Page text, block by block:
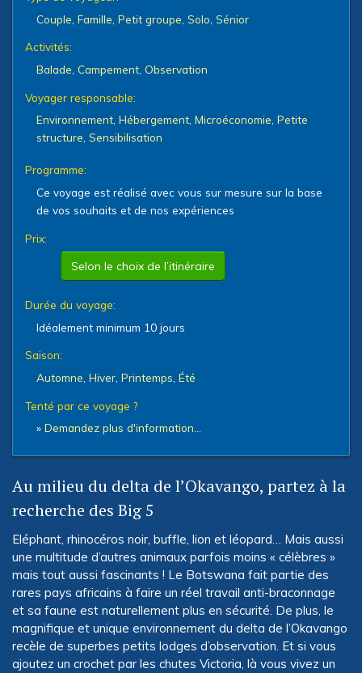
Couple Famille Petit groupe Solo Sénior
Activités:
Balade Campement, Observation
Voyager responsable:
Environnement, Hébergement, Microéconomie Petite
structure Sensibilisation
Programme:
Ce voyage est réalisé avec vous sur mesure sur la base
de vos souhaits et de nos expériences
Prix:
Selon le choix de l’itinéraire
Durée du voyage:
Idéalement minimum 10 jours
Saison:
Automne Hiver, Printemps Été
Tenté par ce voyage ?
» Demandez plus d'information...
Au milieu du delta de l’Okavango, partez à la
recherche des Big 5
Eléphant, rhinocéros noir, buffle, lion et léopard… Mais aussi
une multitude d’autres animaux parfois moins « célèbres »
mais tout aussi fascinants ! Le Botswana fait partie des
rares pays africains à faire un réel travail anti-braconnage
et sa faune est naturellement plus en sécurité. De plus, le
magnifique et unique environnement du delta de l’Okavango
recèle de superbes petits lodges d’observation. Et si vous
ajoutez un crochet par les chutes Victoria, là vous vivez un